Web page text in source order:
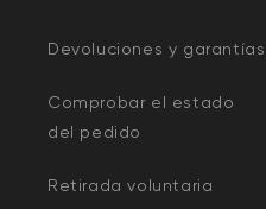
Devoluciones y garantías
Comprobar el estado
del pedido
Retirada voluntaria